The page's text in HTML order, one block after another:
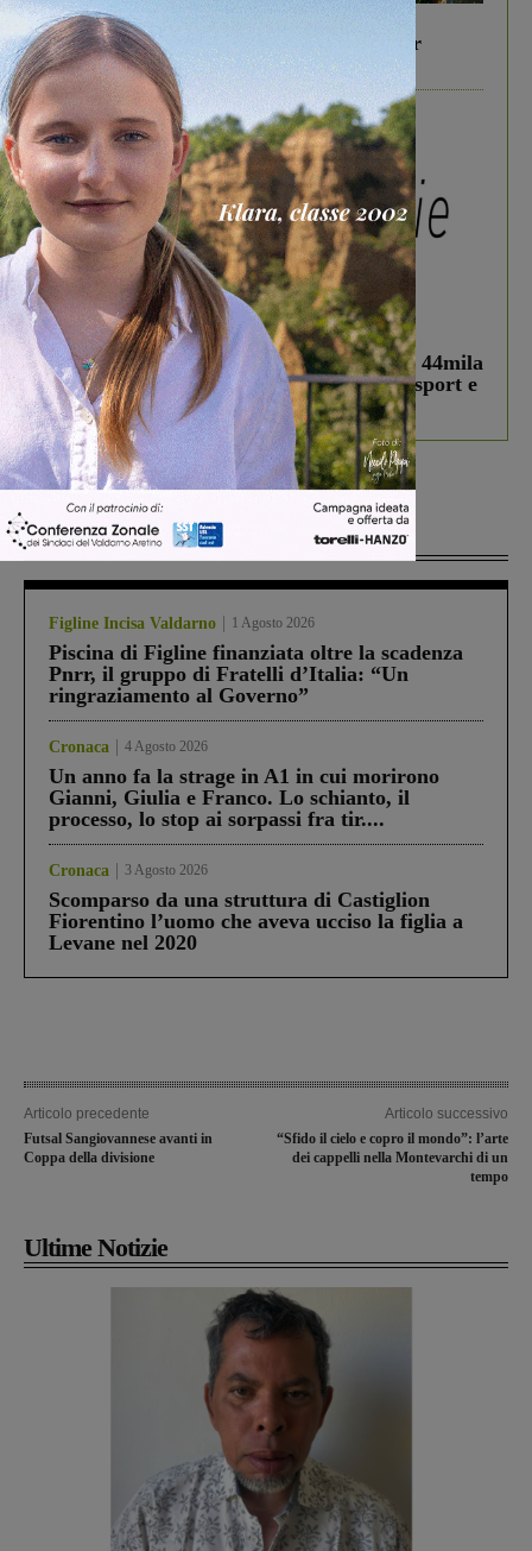
In vetrina 6 Agosto 2026
Gita di famiglia a Firenze: 5 idee per far
divertire i tuoi figli
In vetrina 3 Agosto 2026
Estra Notizie agosto: Smart Cities, oltre 44mila
studenti coinvolti, torna il bando per lo sport e
debutta il podcast Estrair
Più lette
Figline Incisa Valdarno 1 Agosto 2026
Piscina di Figline finanziata oltre la scadenza
Pnrr, il gruppo di Fratelli d’Italia: “Un
ringraziamento al Governo”
Cronaca 4 Agosto 2026
Un anno fa la strage in A1 in cui morirono
Gianni, Giulia e Franco. Lo schianto, il
processo, lo stop ai sorpassi fra tir....
Cronaca 3 Agosto 2026
Scomparso da una struttura di Castiglion
Fiorentino l’uomo che aveva ucciso la figlia a
Levane nel 2020
Articolo precedente
Futsal Sangiovannese avanti in
Coppa della divisione
Articolo successivo
“Sfido il cielo e copro il mondo”: l’arte
dei cappelli nella Montevarchi di un
tempo
Ultime Notizie